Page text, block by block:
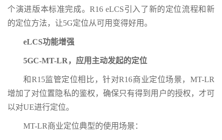
个演进版本标准完成。R16 eLCS引入了新的定位流程和新
的定位方法，让5G定位从可用变得好用。
eLCS功能增强
5GC-MT-LR，应用主动发起的定位
和R15监管定位相比，针对R16商业定位场景，MT-LR
增加了对位置隐私的鉴权，确保只有得到用户的授权，才可
以对UE进行定位。
MT-LR商业定位典型的使用场景：